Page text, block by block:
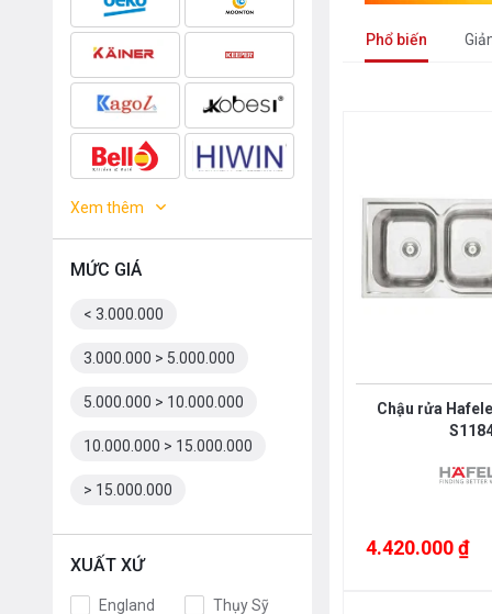
Xem thêm
MỨC GIÁ
< 3.000.000
3.000.000 > 5.000.000
5.000.000 > 10.000.000
10.000.000 > 15.000.000
> 15.000.000
XUẤT XỨ
England
Thụy Sỹ
Phổ biến
Chậu rửa
4.420.000 ₫